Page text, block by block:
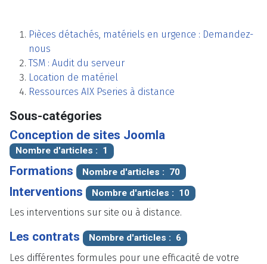
Pièces détachés, matériels en urgence : Demandez-
nous
TSM : Audit du serveur
Location de matériel
Ressources AIX Pseries à distance
Sous-catégories
Conception de sites Joomla
Nombre d'articles : 1
Formations Nombre d'articles : 70
Interventions Nombre d'articles : 10
Les interventions sur site ou à distance.
Les contrats Nombre d'articles : 6
Les différentes formules pour une efficacité de votre